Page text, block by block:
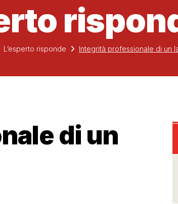
L’esperto risponde Integrità professionale di un
di un